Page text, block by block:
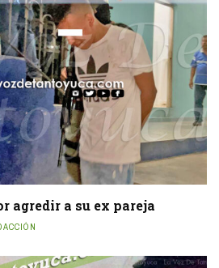
agredir a su ex pareja